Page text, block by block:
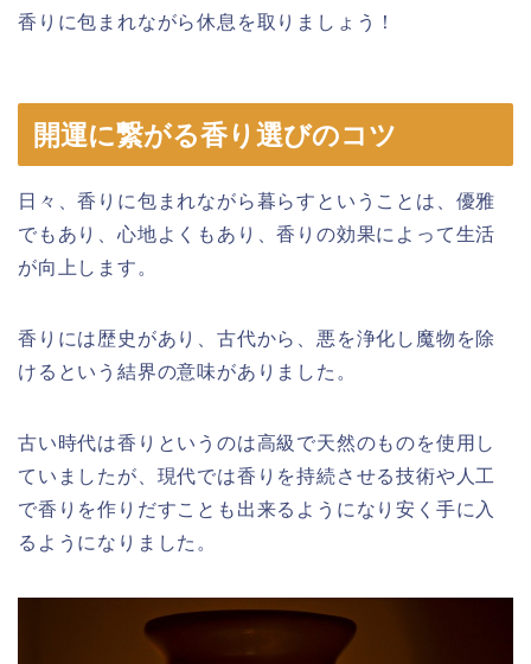
香りに包まれながら休息を取りましょう！
開運に繋がる香り選びのコツ
日々、香りに包まれながら暮らすということは、優雅
でもあり、心地よくもあり、香りの効果によって生活
が向上します。
香りには歴史があり、古代から、悪を浄化し魔物を除
けるという結界の意味がありました。
古い時代は香りというのは高級で天然のものを使用し
ていましたが、現代では香りを持続させる技術や人工
で香りを作りだすことも出来るようになり安く手に入
るようになりました。